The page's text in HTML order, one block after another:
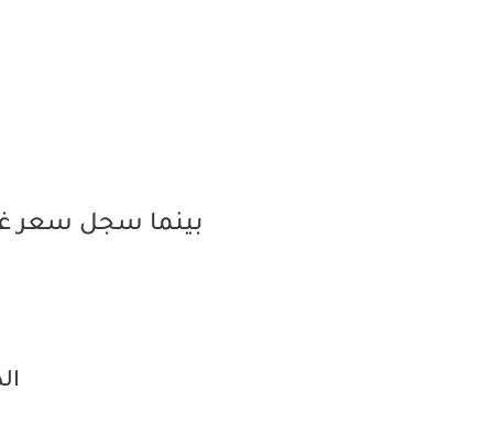
بينما سجل سعر